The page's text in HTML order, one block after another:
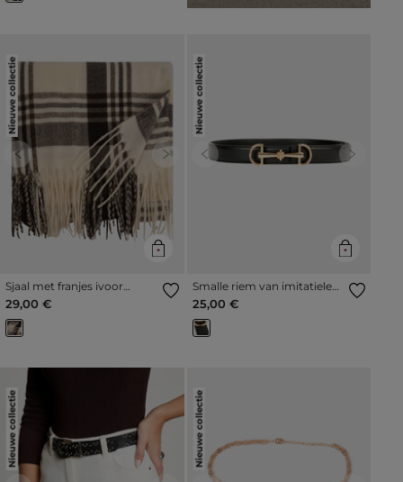
Nieuwe collectie
Previous Next
Sjaal met franjes ivoor
vrouw
29,00 €
Nieuwe collectie
Previous Next
Smalle riem van imitatieleer
zwart vrouw
25,00 €
Nieuwe collectie Nieuwe collectie